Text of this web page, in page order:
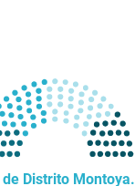
de Distrito Montoya.